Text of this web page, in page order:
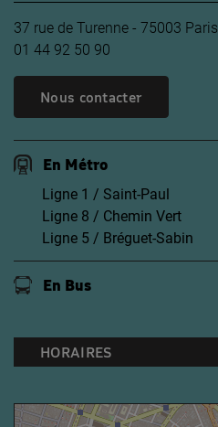
37 rue de Turenne - 75003 Paris
01 44 92 50 90
Nous contacter
En Métro
Ligne 1 / Saint-Paul
Ligne 8 / Chemin Vert
Ligne 5 / Bréguet-Sabin
En Bus
HORAIRES